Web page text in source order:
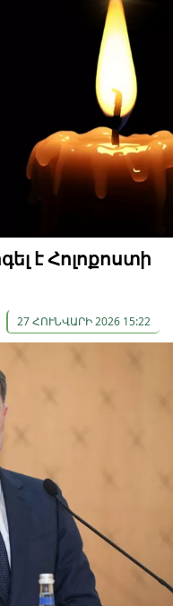
է Հոլոքոստի
27 ՀՈՒՆՎԱՐԻ 2026 15:22